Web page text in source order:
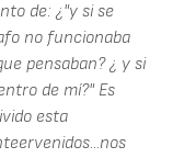
de: ¿"y si se
no funcionaba
pensaban? ¿ y si
de mí?" Es
esta